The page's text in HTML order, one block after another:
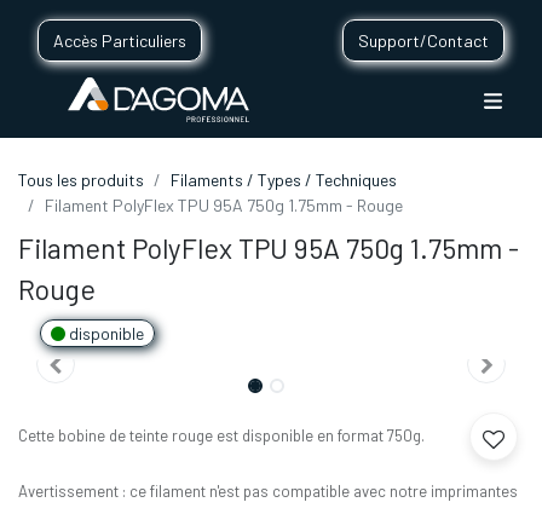
Accès Particuliers Support/Contact
Tous les produits
Filaments / Types / Techniques
Filament PolyFlex TPU 95A 750g 1.75mm - Rouge
Filament PolyFlex TPU 95A 750g 1.75mm -
Rouge
disponible
Cette bobine de teinte rouge est disponible en format 750g.
Avertissement : ce filament n'est pas compatible avec notre imprimantes